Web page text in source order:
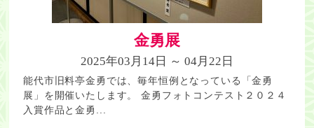
金勇展
2025年03月14日 ～ 04月22日
能代市旧料亭金勇では、毎年恒例となっている「金勇
展」を開催いたします。 金勇フォトコンテスト２０２４
入賞作品と金勇...